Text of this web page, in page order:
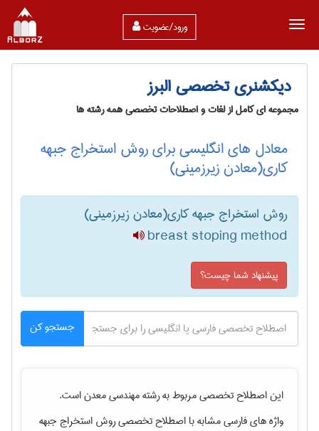
ورود/عضویت
دیکشنری تخصصی البرز
مجموعه ای کامل از لغات و اصطلاحات تخصصی همه رشته ها
معادل های انگلیسی برای روش استخراج جبهه
کاری(معادن زیرزمینی)
روش استخراج جبهه کاری(معادن زیرزمینی)
breast stoping method
پیشنهاد شما چیست؟
جستجو کن
این اصطلاح تخصصی مربوط به رشتهمهندسی معدناست.
واژه های فارسی مشابه با اصطلاح تخصصیروش استخراج جبهه